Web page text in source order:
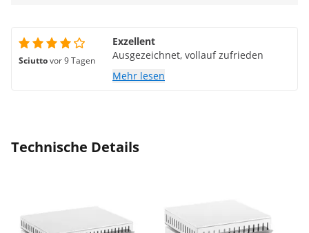
Sciuttovor 9 Tagen
Exzellent
Ausgezeichnet, vollauf zufrieden
Mehr lesen
Technische Details